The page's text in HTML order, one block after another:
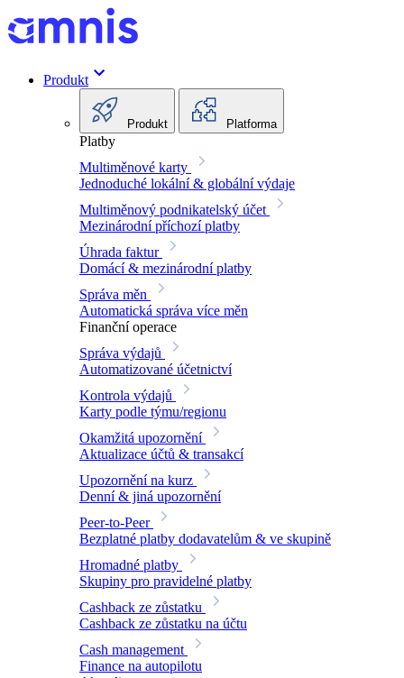
Produkt
Produkt Platforma
Platby
Multiměnové karty
Jednoduché lokální & globální výdaje
Multiměnový podnikatelský účet
Mezinárodní příchozí platby
Úhrada faktur
Domácí & mezinárodní platby
Správa měn
Automatická správa více měn
Finanční operace
Správa výdajů
Automatizované účetnictví
Kontrola výdajů
Karty podle týmu/regionu
Okamžitá upozornění
Aktualizace účtů & transakcí
Upozornění na kurz
Denní & jiná upozornění
Peer-to-Peer
Bezplatné platby dodavatelům & ve skupině
Hromadné platby
Skupiny pro pravidelné platby
Cashback ze zůstatku
Cashback ze zůstatku na účtu
Cash management
Finance na autopilotu